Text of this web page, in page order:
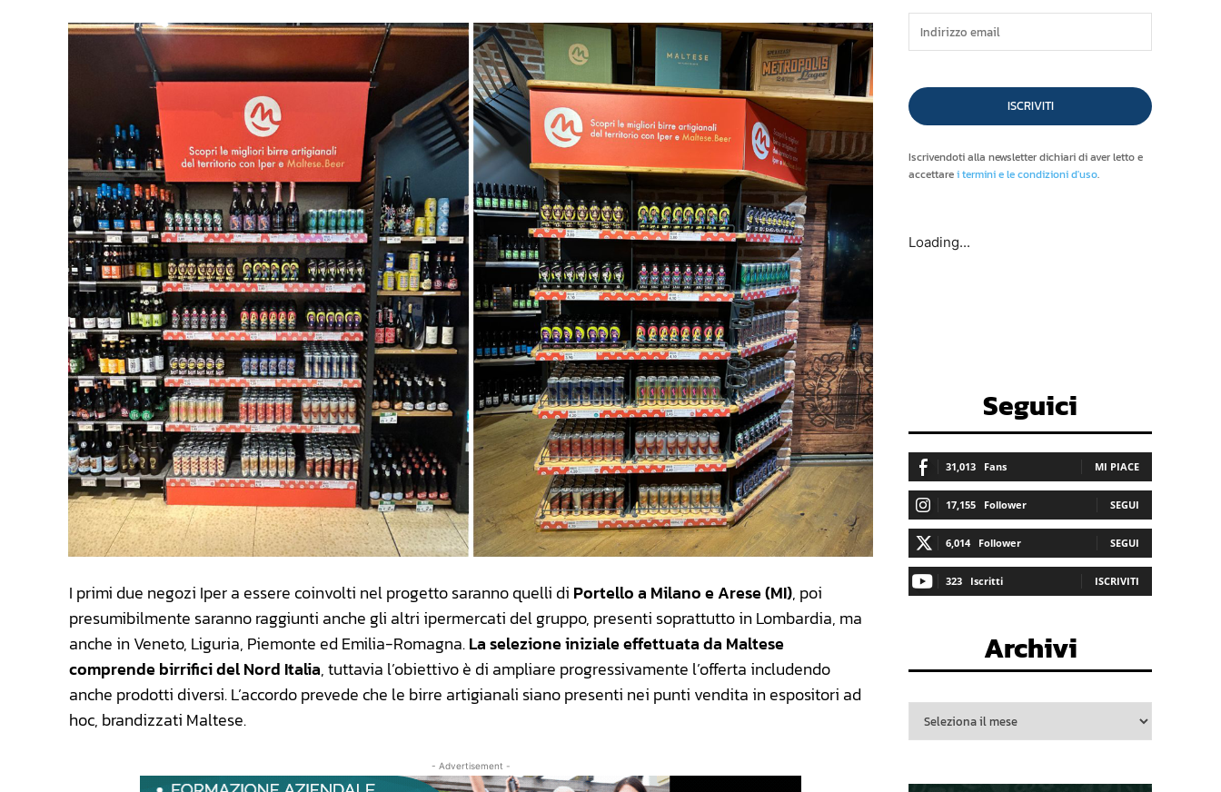
I primi due negozi Iper a essere coinvolti nel progetto saranno quelli di Portello a Milano e Arese (MI), poi
presumibilmente saranno raggiunti anche gli altri ipermercati del gruppo, presenti soprattutto in Lombardia, ma
anche in Veneto, Liguria, Piemonte ed Emilia-Romagna.La selezione iniziale effettuata da Maltese
comprende birrifici del Nord Italia, tuttavia l’obiettivo è di ampliare progressivamente l’offerta includendo
anche prodotti diversi. L’accordo prevede che le birre artigianali siano presenti nei punti vendita in espositori ad
hoc, brandizzati Maltese.
- Advertisement -
ISCRIVITI
Iscrivendoti alla newsletter dichiari di aver letto e
accettarei termini e le condizioni d'uso.
Loading...
Seguici
31,013 Fans MI PIACE
17,155 Follower SEGUI
6,014 Follower SEGUI
323 Iscritti ISCRIVITI
Archivi